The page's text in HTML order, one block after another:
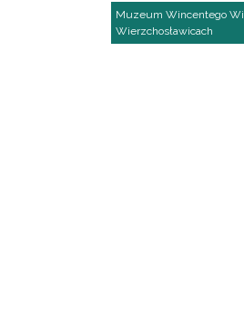
Muzeum Wincentego
Wierzchosławicach